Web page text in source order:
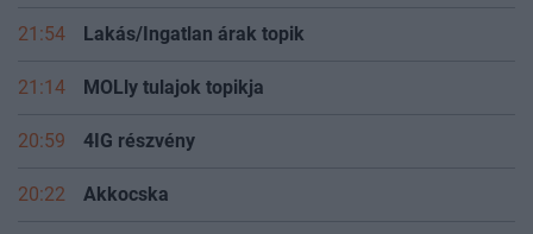
21:54 Lakás/Ingatlan árak topik
21:14 MOLly tulajok topikja
20:59 4IG részvény
20:22 Akkocska